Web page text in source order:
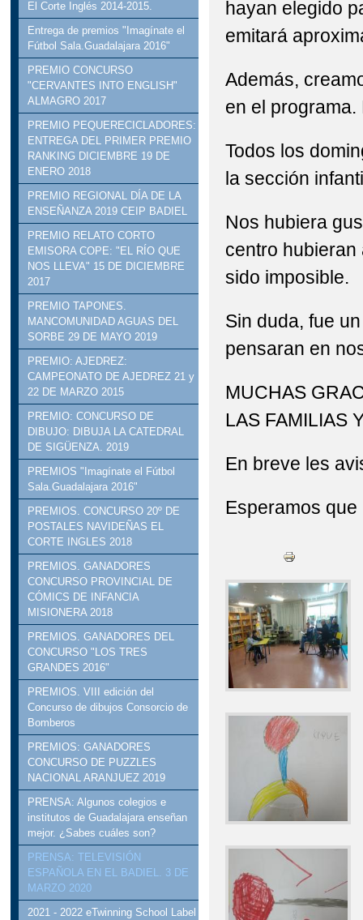
STEAM: TALLER DE
DELEGADO DE
El Corte Inglés 2014-2015.
Entrega de premios "Imagínate el
Fútbol Sala.Guadalajara 2016"
PREMIO CONCURSO
"CERVANTES INTO ENGLISH"
ALMAGRO 2017
PREMIO PEQUERECICLADORES:
ENTREGA DEL PRIMER PREMIO
RANKING DICIEMBRE 19 DE
ENERO 2018
PREMIO REGIONAL DÍA DE LA
ENSEÑANZA 2019 CEIP BADIEL
PREMIO RELATO CORTO
EMISORA COPE: "EL RÍO QUE
NOS LLEVA" 15 DE DICIEMBRE
2017
PREMIO TAPONES.
MANCOMUNIDAD AGUAS DEL
SORBE 29 DE MAYO 2019
PREMIO: AJEDREZ:
CAMPEONATO DE AJEDREZ 21 y
22 DE MARZO 2015
PREMIO: CONCURSO DE
DIBUJO: DIBUJA LA CATEDRAL
DE SIGÜENZA. 2019
PREMIOS "Imagínate el Fútbol
Sala.Guadalajara 2016"
PREMIOS. CONCURSO 20º DE
POSTALES NAVIDEÑAS EL
CORTE INGLES 2018
PREMIOS. GANADORES
CONCURSO PROVINCIAL DE
CÓMICS DE INFANCIA
MISIONERA 2018
PREMIOS. GANADORES DEL
CONCURSO "LOS TRES
GRANDES 2016"
PREMIOS. VIII edición del
Concurso de dibujos Consorcio de
Bomberos
PREMIOS: GANADORES
CONCURSO DE PUZZLES
NACIONAL ARANJUEZ 2019
PRENSA: Algunos colegios e
institutos de Guadalajara enseñan
mejor. ¿Sabes cuáles son?
PRENSA: TELEVISIÓN
ESPAÑOLA EN EL BADIEL. 3 DE
MARZO 2020
2021 - 2022 eTwinning School Label
hayan elegido
emitará
Además,
en el
Todos los
la sección
Nos hubiera
centro
sido imposible.
Sin duda, fue
pensaran en
MUCHAS
LAS FAMILIAS
En breve les
Esperamos